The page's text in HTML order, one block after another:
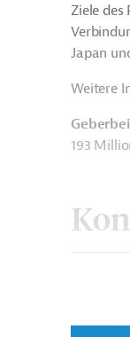
Ziele
Japan
Weitere
193